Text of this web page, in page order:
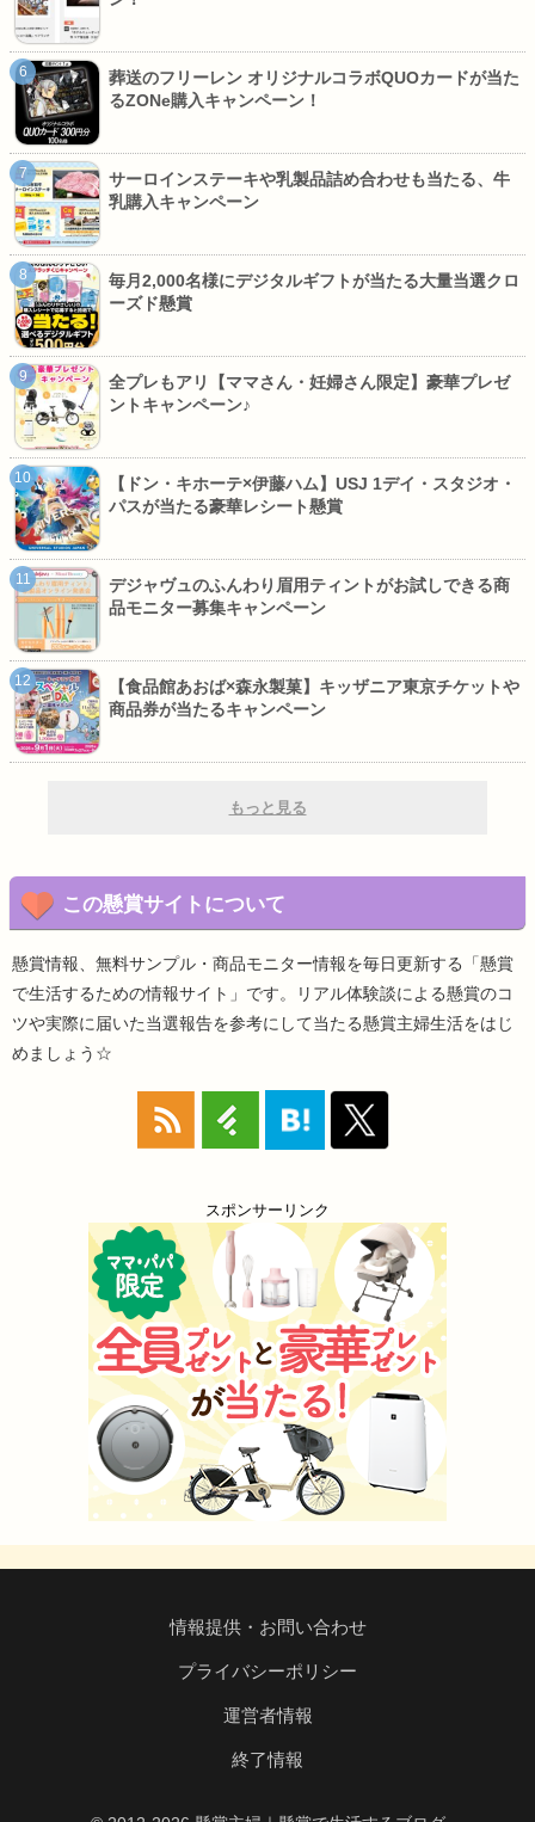
葬送のフリーレン オリジナルコラボQUOカードが当た
るZONe購入キャンペーン！
サーロインステーキや乳製品詰め合わせも当たる、牛
乳購入キャンペーン
毎月2,000名様にデジタルギフトが当たる大量当選クロ
ーズド懸賞
全プレもアリ【ママさん・妊婦さん限定】豪華プレゼ
ントキャンペーン♪
【ドン・キホーテ×伊藤ハム】USJ 1デイ・スタジオ・
パスが当たる豪華レシート懸賞
デジャヴュのふんわり眉用ティントがお試しできる商
品モニター募集キャンペーン
【食品館あおば×森永製菓】キッザニア東京チケットや
商品券が当たるキャンペーン
もっと見る
この懸賞サイトについて
懸賞情報、無料サンプル・商品モニター情報を毎日更新する「懸賞
で生活するための情報サイト」です。リアル体験談による懸賞のコ
ツや実際に届いた当選報告を参考にして当たる懸賞主婦生活をはじ
めましょう☆
スポンサーリンク
情報提供・お問い合わせ
プライバシーポリシー
運営者情報
終了情報